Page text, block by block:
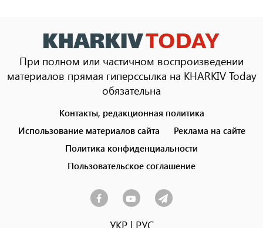
При полном или частичном воспроизведении
материалов прямая гиперссылка на KHARKIV Today
обязательна
menu
Контакты, редакционная политика
Использование материалов сайта
Реклама на сайте
Политика конфиденциальности
Пользовательское соглашение
УКР| РУС